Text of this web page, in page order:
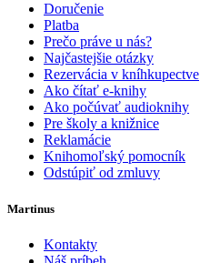
Doručenie
Platba
Prečo práve u nás?
Najčastejšie otázky
Rezervácia v kníhkupectve
Ako čítať e-knihy
Ako počúvať audioknihy
Pre školy a knižnice
Reklamácie
Knihomoľský pomocník
Odstúpiť od zmluvy
Martinus
Kontakty